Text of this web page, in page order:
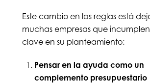
Este cambio en las reglas está
muchas empresas que
clave en su planteamiento:
Pensar en la ayuda como un
complemento presupuestario